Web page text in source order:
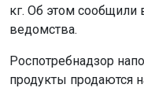
кг. Об этом сообщили
ведомства.
Роспотребнадзор
продукты продаются